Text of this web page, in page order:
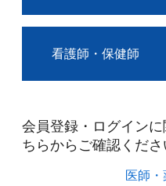
看護師・保健師
会員登録・ログイン
ちらからご確認くださ
医師